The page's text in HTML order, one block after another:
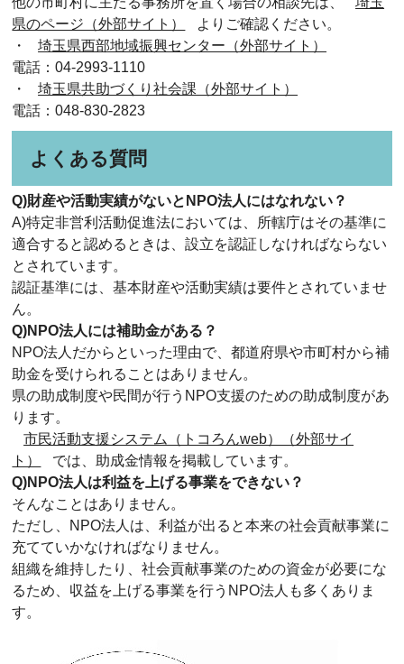
県のページ（外部サイト）
よりご確認ください。
・
埼玉県西部地域振興センター（外部サイト）
電話：04-2993-1110
・
埼玉県共助づくり社会課（外部サイト）
電話：048-830-2823
よくある質問
Q)財産や活動実績がないとNPO法人にはなれない？
A)特定非営利活動促進法においては、所轄庁はその基準に
適合すると認めるときは、設立を認証しなければならない
とされています。
認証基準には、基本財産や活動実績は要件とされていませ
ん。
Q)NPO法人には補助金がある？
NPO法人だからといった理由で、都道府県や市町村から補
助金を受けられることはありません。
県の助成制度や民間が行うNPO支援のための助成制度があ
ります。
市民活動支援システム（トコろんweb）（外部サイ
ト）
では、助成金情報を掲載しています。
Q)NPO法人は利益を上げる事業をできない？
そんなことはありません。
ただし、NPO法人は、利益が出ると本来の社会貢献事業に
充てていかなければなりません。
組織を維持したり、社会貢献事業のための資金が必要にな
るため、収益を上げる事業を行うNPO法人も多くありま
す。